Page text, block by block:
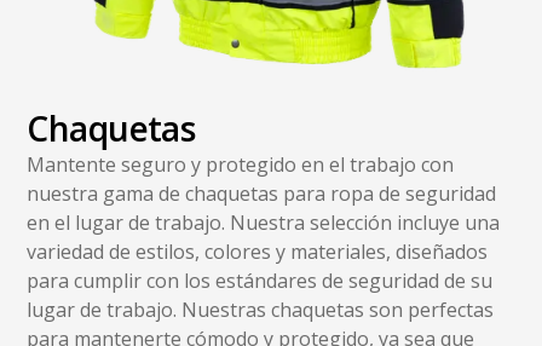
Chaquetas
Mantente seguro y protegido en el trabajo con
nuestra gama de chaquetas para ropa de seguridad
en el lugar de trabajo. Nuestra selección incluye una
variedad de estilos, colores y materiales, diseñados
para cumplir con los estándares de seguridad de su
lugar de trabajo. Nuestras chaquetas son perfectas
para mantenerte cómodo y protegido, ya sea que